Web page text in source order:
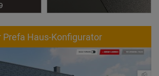
Prefa Haus-Konfigurator